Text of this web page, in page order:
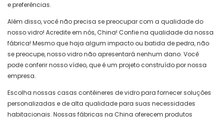
e preferências.
Além disso, você não precisa se preocupar com a qualidade do
nosso vidro! Acredite em nós, China! Confie na qualidade da nossa
fábrica! Mesmo que haja algum impacto ou batida de pedra, não
se preocupe, nosso vidro não apresentará nenhum dano. Você
pode conferir nosso vídeo, que é um projeto construído por nossa
empresa.
Escolha nossas casas contêineres de vidro para fornecer soluções
personalizadas e de alta qualidade para suas necessidades
habitacionais. Nossas fábricas na China oferecem produtos